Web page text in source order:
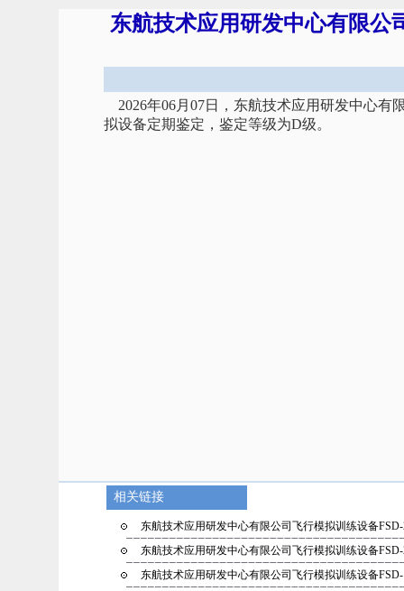
东航技术应用研发中心有限公
2026年06月07日，东航技术应用研发中心有
拟设备定期鉴定，鉴定等级为D级。
相关链接
东航技术应用研发中心有限公司飞行模拟训练设备
东航技术应用研发中心有限公司飞行模拟训练设备
东航技术应用研发中心有限公司飞行模拟训练设备